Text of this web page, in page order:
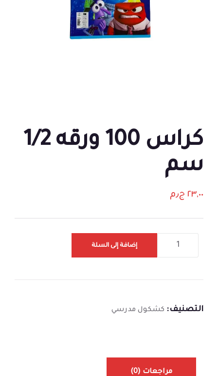
كراس 100 ورقه 1/2
سم
٢٣,٠٠ ج٫م
إضافة إلى السلة
التصنيف: كشكول مدرسي
مراجعات (0)